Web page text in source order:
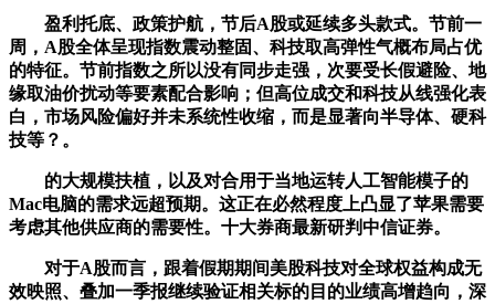
盈利托底、政策护航，节后A股或延续多头款式。节前一
周，A股全体呈现指数震动整固、科技取高弹性气概布局占优
的特征。节前指数之所以没有同步走强，次要受长假避险、地
缘取油价扰动等要素配合影响；但高位成交和科技从线强化表
白，市场风险偏好并未系统性收缩，而是显著向半导体、硬科
技等？。
的大规模扶植，以及对合用于当地运转人工智能模子的
Mac电脑的需求远超预期。这正在必然程度上凸显了苹果需要
考虑其他供应商的需要性。十大券商最新研判中信证券。
对于A股而言，跟着假期期间美股科技对全球权益构成无
效映照、叠加一季报继续验证相关标的目的业绩高增趋向，深